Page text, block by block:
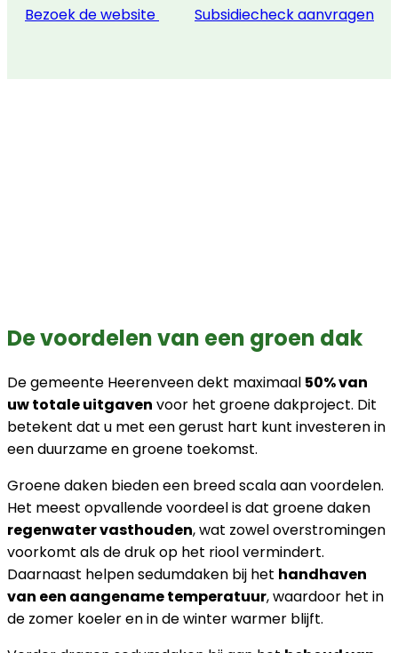
Bezoek de website
Subsidiecheck aanvragen
De voordelen van een groen dak
De gemeente Heerenveen dekt maximaal 50% van
uw totale uitgaven voor het groene dakproject. Dit
betekent dat u met een gerust hart kunt investeren in
een duurzame en groene toekomst.
Groene daken bieden een breed scala aan voordelen.
Het meest opvallende voordeel is dat groene daken
regenwater vasthouden, wat zowel overstromingen
voorkomt als de druk op het riool vermindert.
Daarnaast helpen sedumdaken bij het handhaven
van een aangename temperatuur, waardoor het in
de zomer koeler en in de winter warmer blijft.